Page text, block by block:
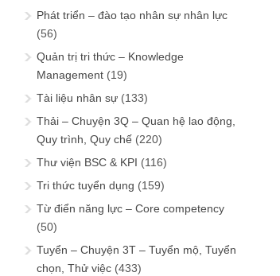
Phát triển – đào tạo nhân sự nhân lực
(56)
Quản trị tri thức – Knowledge
Management (19)
Tài liệu nhân sự (133)
Thải – Chuyện 3Q – Quan hệ lao động,
Quy trình, Quy chế (220)
Thư viện BSC & KPI (116)
Tri thức tuyển dụng (159)
Từ điển năng lực – Core competency
(50)
Tuyển – Chuyện 3T – Tuyển mộ, Tuyển
chọn, Thử việc (433)